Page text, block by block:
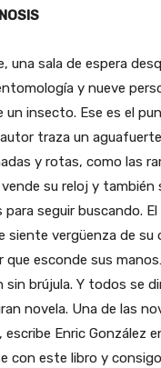
sala de espera
y nueve
insecto. Ese es el
traza un
y rotas, como las
su reloj y
seguir buscando.
siente vergüenza de
que esconde sus
brújula. Y todos se
novela. Una de las
Enric González
con este libro y